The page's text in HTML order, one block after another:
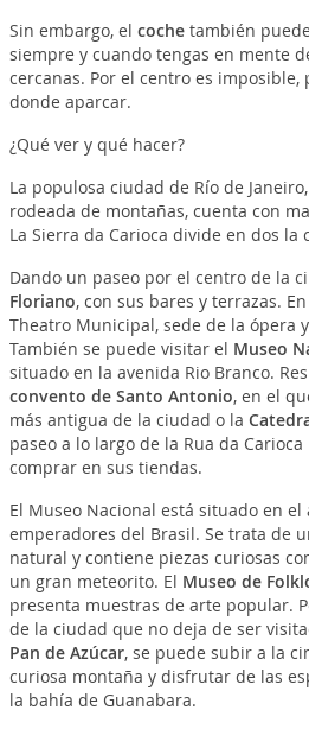
Sin embargo, el cochetambién
siempre y cuando tengas en mente
cercanas. Por el centro es
donde aparcar.
¿Qué ver y qué hacer?
La populosa ciudad de Río de
rodeada de montañas, cuenta con
La Sierra da Carioca divide en dos la
Dando un paseo por el centro de la
Floriano, con sus bares y terrazas.
Theatro Municipal, sede de la ópera
También se puede visitar el Museo
situado en la avenida Rio Branco.
convento de Santo Antonio, en el
más antigua de la ciudad o la
paseo a lo largo de la Rua da
comprar en sus tiendas.
El Museo Nacional está situado en
emperadores del Brasil. Se trata de
natural y contiene piezas curiosas
un gran meteorito. El Museo de
presenta muestras de arte popular.
de la ciudad que no deja de ser
Pan de Azúcar, se puede subir a la
curiosa montaña y disfrutar de las
la bahía de Guanabara.